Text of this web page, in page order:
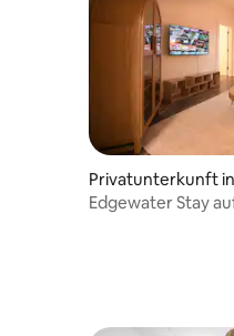
Privatunterkunft
d
Edgewater Stay